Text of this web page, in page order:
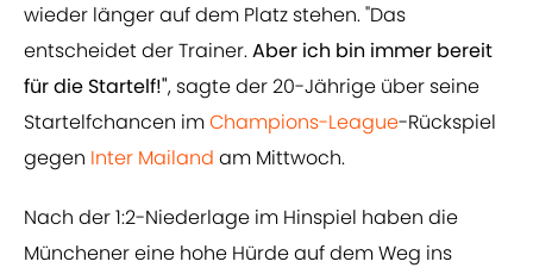
wieder länger auf dem Platz stehen. "Das
entscheidet der Trainer.Aber ich bin immer bereit
für die Startelf!", sagte der 20-Jährige über seine
Startelfchancen imChampions-League-Rückspiel
gegen Inter Mailand am Mittwoch.
Nach der 1:2-Niederlage im Hinspiel haben die
Münchener eine hohe Hürde auf dem Weg ins